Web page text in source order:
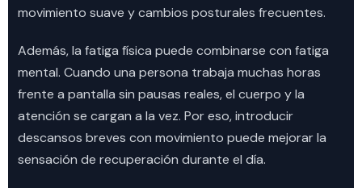
movimiento suave y cambios posturales frecuentes.
Además, la fatiga física puede combinarse con fatiga
mental. Cuando una persona trabaja muchas horas
frente a pantalla sin pausas reales, el cuerpo y la
atención se cargan a la vez. Por eso, introducir
descansos breves con movimiento puede mejorar la
sensación de recuperación durante el día.